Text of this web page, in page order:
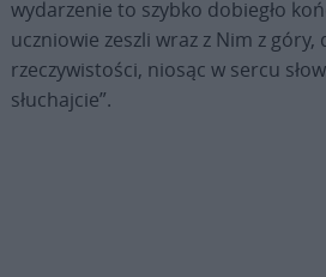
wydarzenie to szybko dobiegło
uczniowie zeszli wraz z Nim z
rzeczywistości, niosąc w sercu
słuchajcie”.